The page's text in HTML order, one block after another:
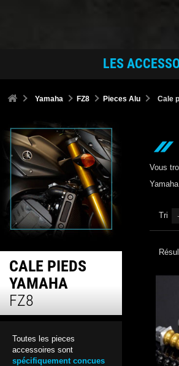
LES
Yamaha FZ8 Pieces Alu Cale
CALE PIEDS
YAMAHA
FZ8
Toutes les pieces
accessoires sont
spécifiquement concues
Vous
Yamaha
Tri